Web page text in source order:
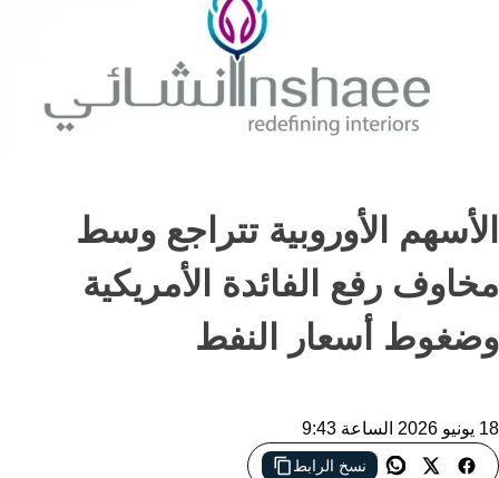
الأسهم الأوروبية تتراجع وسط
مخاوف رفع الفائدة الأمريكية
وضغوط أسعار النفط
18 يونيو 2026 الساعة 9:43
نسخ الرابط